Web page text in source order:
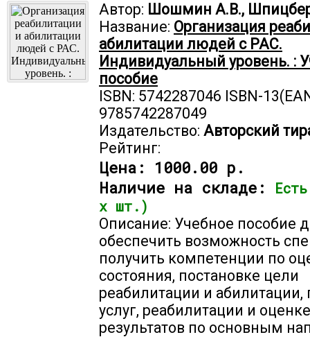
Автор: Шошмин А.В.,
Название: Организация
абилитации людей с РАС.
Индивидуальный уровень. :
пособие
ISBN: 5742287046 ISBN-
9785742287049
Издательство: Авторский
Рейтинг:
Цена: 1000.00 р.
Наличие на складе:
х шт.)
Описание: Учебное пособие
обеспечить возможность
получить компетенции по
состояния, постановке цели
реабилитации и абилитации,
услуг, реабилитации и оценке
результатов по основным